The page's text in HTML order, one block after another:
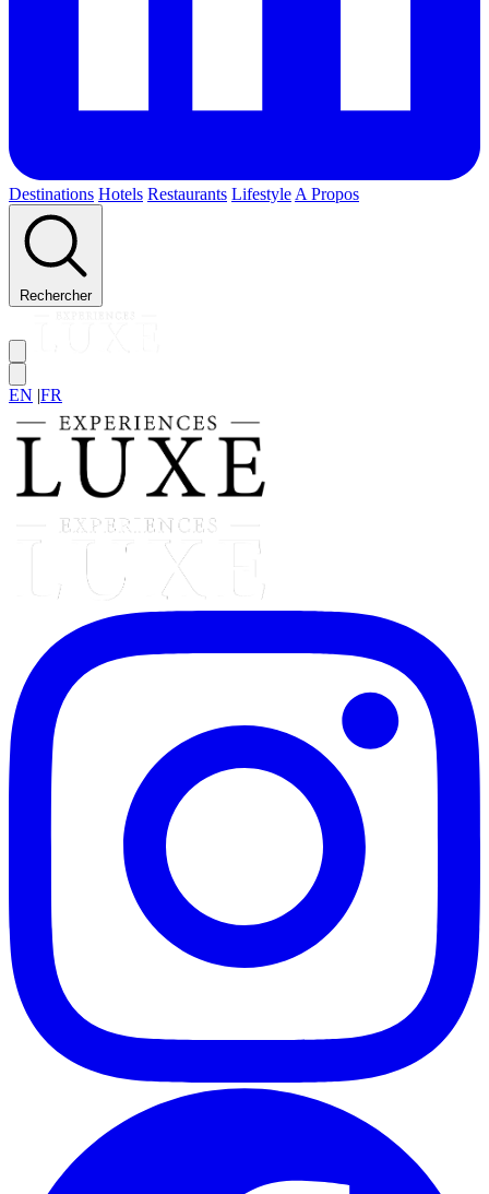
Destinations Hotels Restaurants Lifestyle A Propos
Rechercher
EN |FR